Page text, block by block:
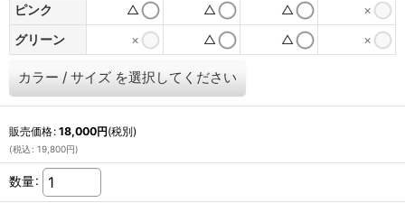
ピンク
△ △ △
×
グリーン
× △ △ ×
カラー / サイズ を選択してください
販売価格: 18,000円(税別)
(税込 : 19,800円)
数量: